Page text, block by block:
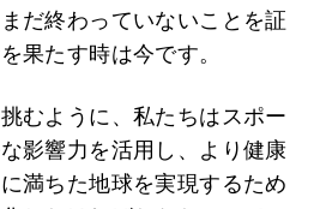
だ終わっていないことを証
果たす時は今です。
むように、私たちはスポー
影響力を活用し、より健康
満ちた地球を実現するため